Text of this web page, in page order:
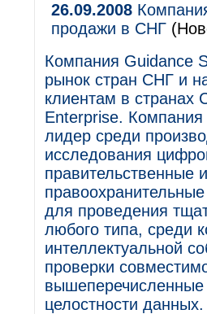
26.09.2008
продажи в СНГ
Компания Guidance
рынок стран СНГ и
клиентам в странах
Enterprise.
лидер среди
исследования
правительственные
для проведения
любого типа, среди
интеллектуальной
проверки
вышеперечисленные
целостности данных.